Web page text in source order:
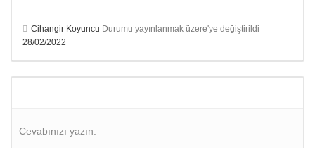
Cihangir Koyuncu Durumu yayınlanmak üzere'ye değiştirildi
28/02/2022
Cevabınızı yazın.